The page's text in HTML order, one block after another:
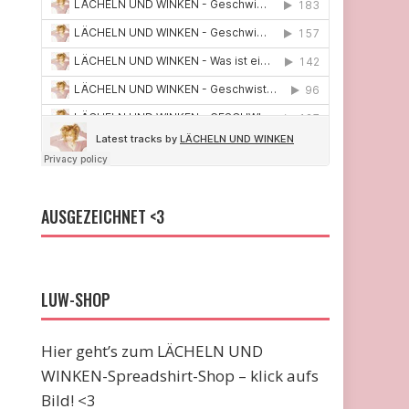
AUSGEZEICHNET <3
LUW-SHOP
Hier geht’s zum LÄCHELN UND
WINKEN-Spreadshirt-Shop – klick aufs
Bild! <3